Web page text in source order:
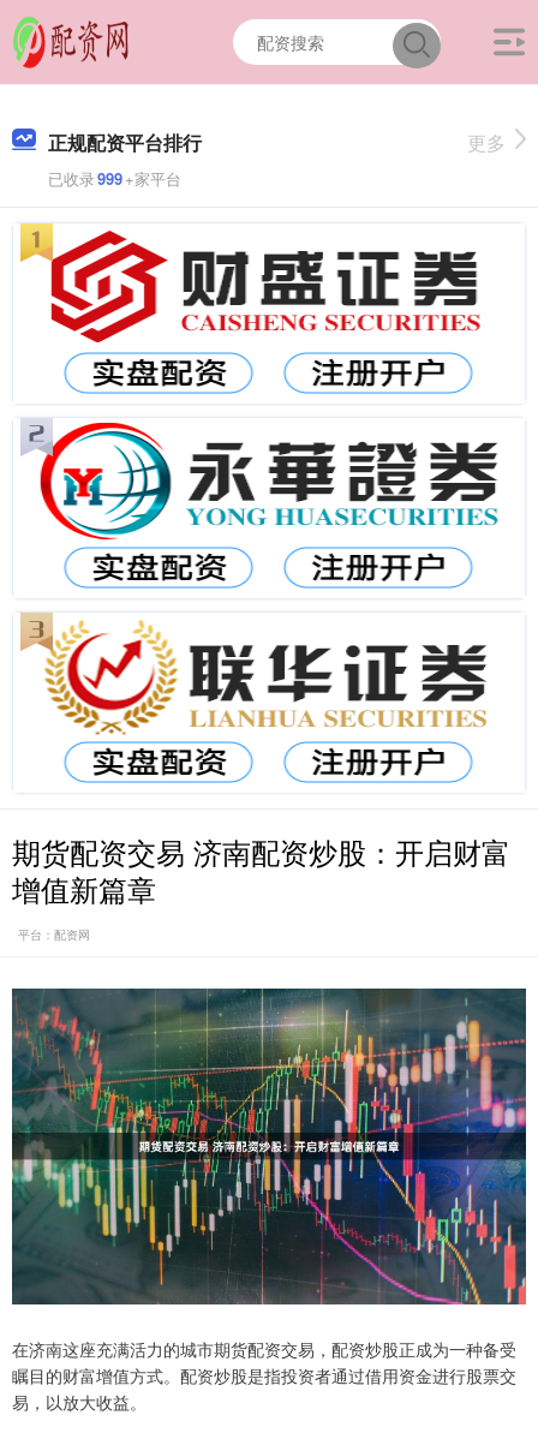
正规配资平台排行
已收录999+家平台
更多
期货配资交易 济南配资炒股：开启财富
增值新篇章
平台：配资网
在济南这座充满活力的城市期货配资交易，配资炒股正成为一种备受
瞩目的财富增值方式。配资炒股是指投资者通过借用资金进行股票交
易，以放大收益。